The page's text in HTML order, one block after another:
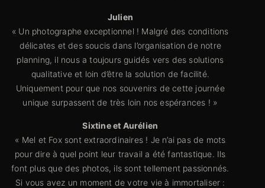
Julien
« Un photographe exceptionnel ! Malgré des conditions
délicates et des soucis dans l’organisation de notre
planning, il nous a toujours guidés vers des solutions
qualitative et loin d’être la solution de facilité.
Uniquement pour que nos souvenirs de cette journée
unique surpassent de très loin nos espérances ! »
Sixtine et Aurélien
« Mel et Fox sont extraordinaires ! Je n’ai pas de mots
pour dire à quel point leur travail a été fantastique. Ils
font plus que des photos, ils sont tellement passionnés.
Si vous avez un moment de votre vie à immortaliser :